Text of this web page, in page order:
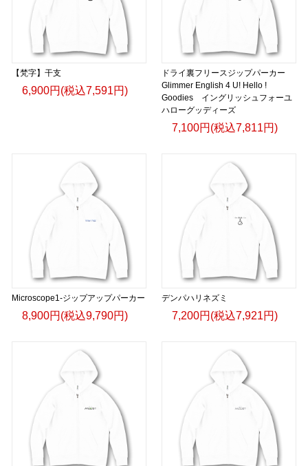
【梵字】干支
6,900円(税込7,591円)
ドライ裏フリースジップパーカー
Glimmer English 4 U! Hello !
Goodies イングリッシュフォーユ
ハローグッディーズ
7,100円(税込7,811円)
Microscope1-ジップアップパーカー
8,900円(税込9,790円)
デンパハリネズミ
7,200円(税込7,921円)